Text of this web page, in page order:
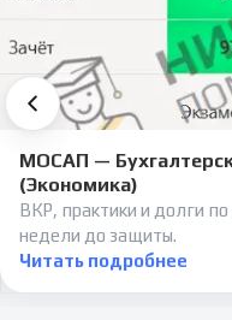
МОСАП —
(Экономика)
ВКР, практики и долги
недели до защиты.
Читать подробнее